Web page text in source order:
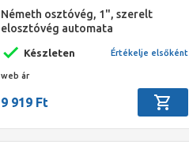
Németh osztóvég, 1", szerelt
elosztóvég automata
fogantyúval
Készleten Értékelje elsőként
web ár
9 919 Ft